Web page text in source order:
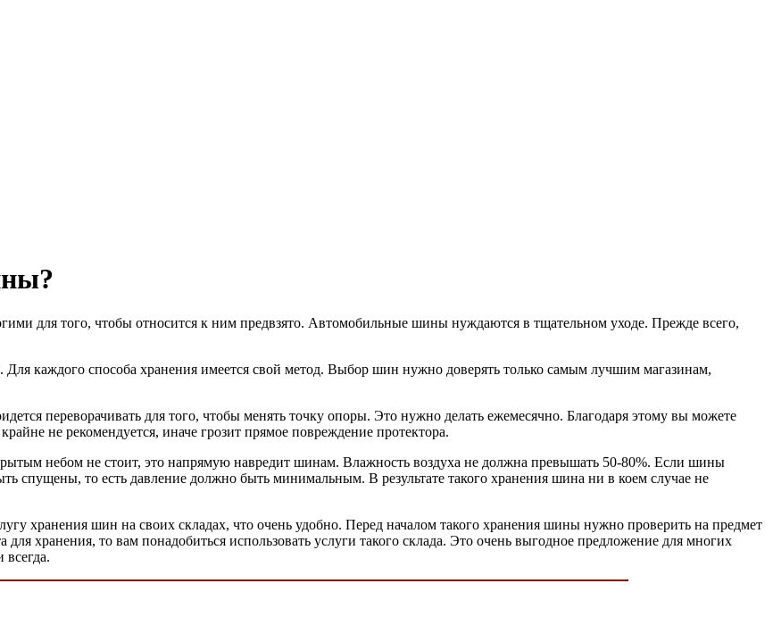
для того, чтобы относится к ним предвзято. Автомобильные шины нуждаются в тщательном уходе. Прежде всего,
каждого способа хранения имеется свой метод. Выбор шин нужно доверять только самым лучшим магазинам,
переворачивать для того, чтобы менять точку опоры. Это нужно делать ежемесячно. Благодаря этому вы можете
не рекомендуется, иначе грозит прямое повреждение протектора.
небом не стоит, это напрямую навредит шинам. Влажность воздуха не должна превышать 50-80%. Если шины
спущены, то есть давление должно быть минимальным. В результате такого хранения шина ни в коем случае не
хранения шин на своих складах, что очень удобно. Перед началом такого хранения шины нужно проверить на предмет
хранения, то вам понадобиться использовать услуги такого склада. Это очень выгодное предложение для многих